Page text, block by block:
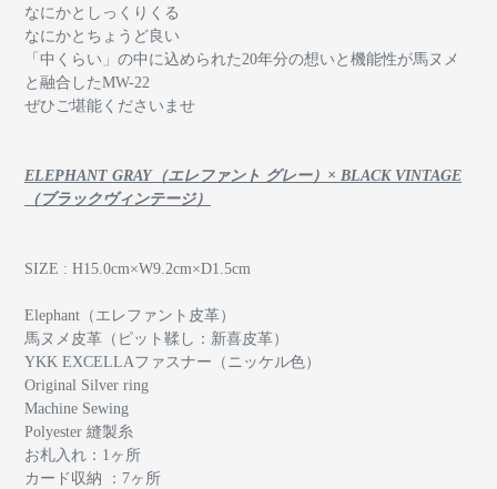
なにかとしっくりくる
なにかとちょうど良い
「中くらい」の中に込められた20年分の想いと機能性が馬ヌメ
と融合したMW-22
ぜひご堪能くださいませ
ELEPHANT GRAY（エレファント グレー）× BLACK VINTAGE
（ブラックヴィンテージ）
SIZE : H15.0cm×W9.2cm×D1.5cm
Elephant（エレファント皮革）
馬ヌメ皮革（ピット鞣し：新喜皮革）
YKK EXCELLAファスナー（ニッケル色）
Original Silver ring
Machine Sewing
Polyester 縫製糸
お札入れ：1ヶ所
カード収納 ：7ヶ所